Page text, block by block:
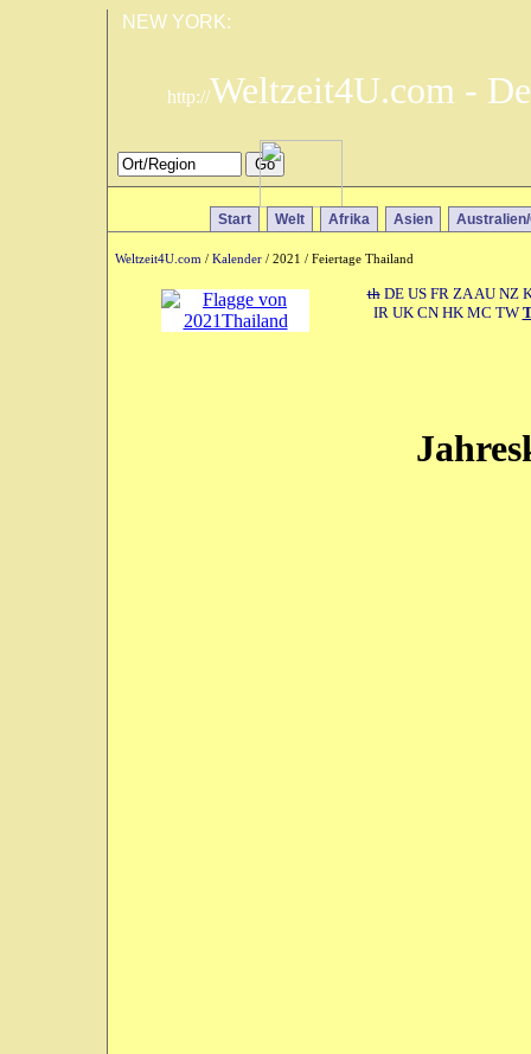
NEW YORK:
http://Weltzeit4U.com -
Start Welt Afrika Asien
Weltzeit4U.com / Kalender / 2021 / Feiertage Thailand
th DE US FR ZAAU NZ
IR UK CN HK MC TW